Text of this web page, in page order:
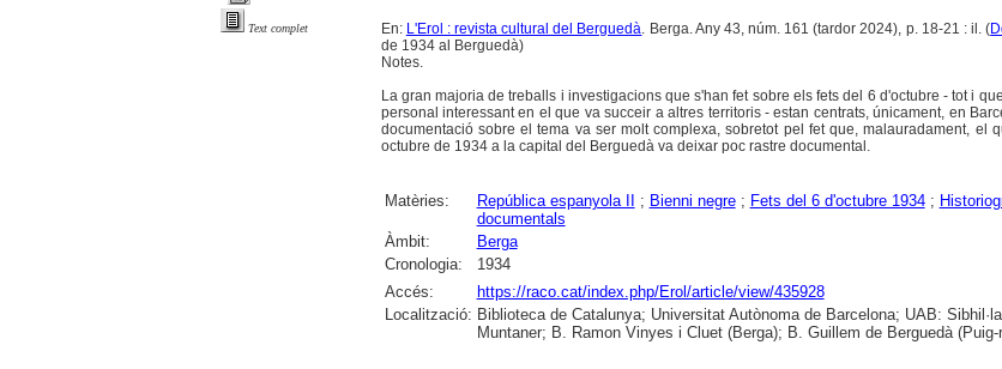
Text complet En: L'Erol : revista cultural del Berguedà. Berga. Any 43, núm. 161 (tardor 2024), p. 18-21 : il. (
de 1934 al Berguedà)
Notes.
La gran majoria de treballs i investigacions que s'han fet sobre els fets del 6 d'octubre - tot i
personal interessant en el que va succeir a altres territoris - estan centrats, únicament, en
documentació sobre el tema va ser molt complexa, sobretot pel fet que, malauradament, el
octubre de 1934 a la capital del Berguedà va deixar poc rastre documental.
Matèries: República espanyola II ; Bienni negre; Fets del 6 d'octubre 1934;
documentals
Àmbit:
Berga
Cronologia:
1934
Accés:
https://raco.cat/index.php/Erol/article/view/435928
Localització: Biblioteca de Catalunya; Universitat Autònoma de Barcelona; UAB:
Muntaner; B. Ramon Vinyes i Cluet (Berga); B. Guillem de Berguedà (Puig-